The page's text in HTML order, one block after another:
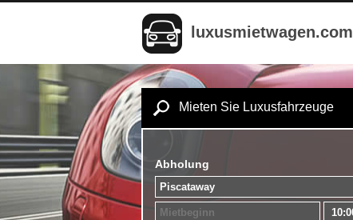
luxusmietwagen.com
Mieten Sie Luxusfahrzeuge
Abholung